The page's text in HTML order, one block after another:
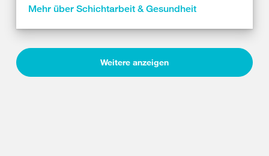
Mehr über Schichtarbeit & Gesundheit
Weitere anzeigen